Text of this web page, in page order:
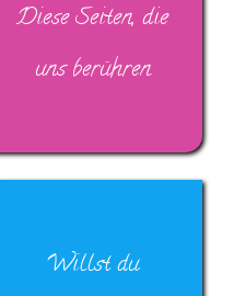
Diese Seiten, die
uns berühren
Willst du